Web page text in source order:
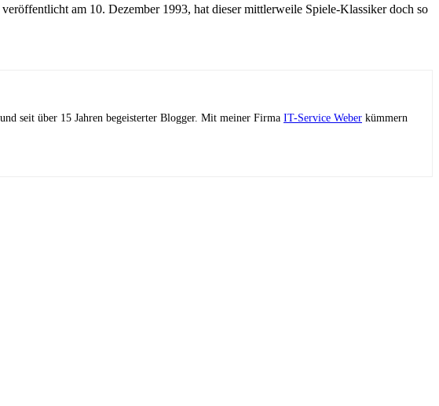
veröffentlicht am 10. Dezember 1993, hat dieser mittlerweile Spiele-Klassiker doch so
seit über 15 Jahren begeisterter Blogger. Mit meiner Firma IT-Service Weber kümmern